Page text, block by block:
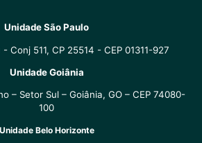
Unidade São Paulo
Conj 511, CP 25514 - CEP 01311-927
Unidade Goiânia
– Setor Sul – Goiânia, GO – CEP 74080-
100
Unidade Belo Horizonte